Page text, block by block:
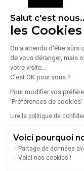
Salut c'est
les Cookies
On a attendu d'être sûrs
de vous déranger, mais
votre visite...
C'est OK pour vous ?
Pour modifier vos
'Préférences de
Lire la politique de
Voici pourquoi
Partage de données
Voici nos cookies !
1 École
Santé
1 Pharmacie /
Parapharmacie
En